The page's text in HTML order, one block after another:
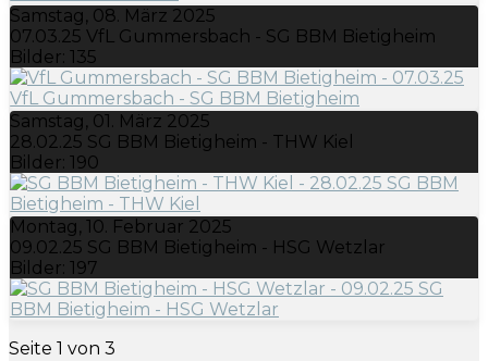
Samstag, 08. März 2025
07.03.25 VfL Gummersbach - SG BBM Bietigheim
Bilder: 135
Samstag, 01. März 2025
28.02.25 SG BBM Bietigheim - THW Kiel
Bilder: 190
Montag, 10. Februar 2025
09.02.25 SG BBM Bietigheim - HSG Wetzlar
Bilder: 197
Seite 1 von 3